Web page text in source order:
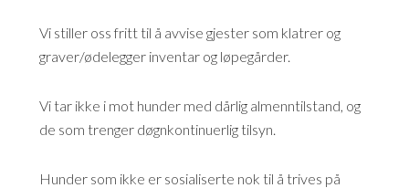
Vi stiller oss fritt til å avvise gjester som klatrer og
graver/ødelegger inventar og løpegårder.
Vi tar ikke i mot hunder med dårlig almenntilstand, og
de som trenger døgnkontinuerlig tilsyn.
Hunder som ikke er sosialiserte nok til å trives på